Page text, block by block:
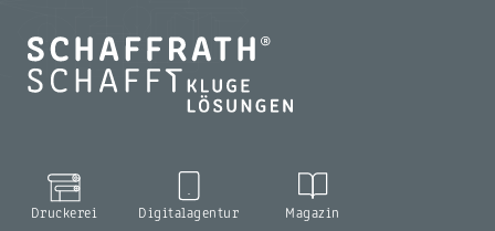
Druckerei Digitalagentur Magazin